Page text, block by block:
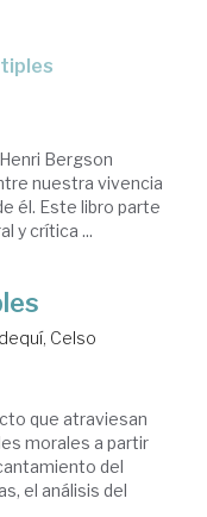
Bergson
nuestra vivencia
él. Este libro parte
y crítica ...
Celso
que atraviesan
morales a partir
del
el análisis del